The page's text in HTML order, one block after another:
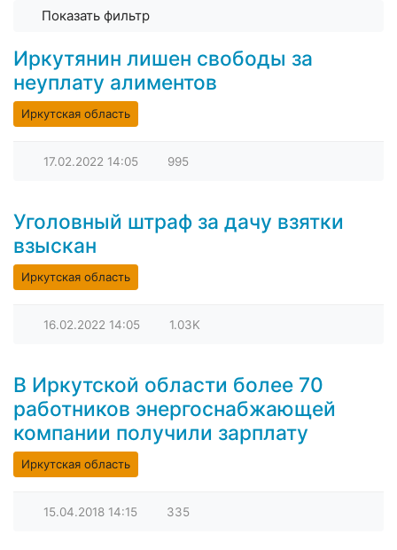
Показать фильтр
Иркутянин лишен свободы за
неуплату алиментов
Иркутская область
17.02.2022 14:05 995
Уголовный штраф за дачу взятки
взыскан
Иркутская область
16.02.2022 14:05 1.03K
В Иркутской области более 70
работников энергоснабжающей
компании получили зарплату
Иркутская область
15.04.2018 14:15 335